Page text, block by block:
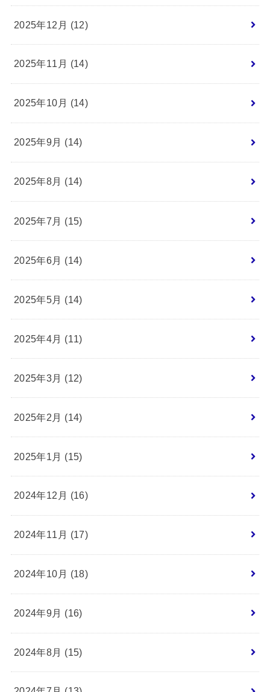
2025年12月 (12)
2025年11月 (14)
2025年10月 (14)
2025年9月 (14)
2025年8月 (14)
2025年7月 (15)
2025年6月 (14)
2025年5月 (14)
2025年4月 (11)
2025年3月 (12)
2025年2月 (14)
2025年1月 (15)
2024年12月 (16)
2024年11月 (17)
2024年10月 (18)
2024年9月 (16)
2024年8月 (15)